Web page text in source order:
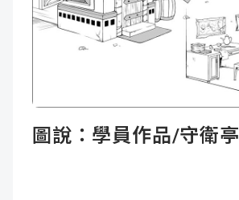
圖說： 學員作品/守衛亭